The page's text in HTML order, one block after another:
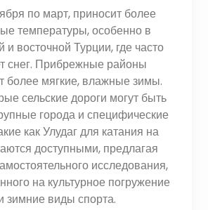
по март, приносит более
температуры, особенно в
и восточной Турции, где часто
снег. Прибрежные районы
более мягкие, влажные зимы.
сельские дороги могут быть
города и специфические
как Улудаг для катания на
доступными, предлагая
исследования,
на культурное погружение
зимние виды спорта.